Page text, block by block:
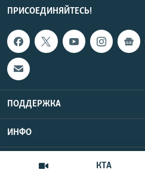
КТА
ПРИСОЕДИНЯЙТЕСЬ!
ПОДДЕРЖКА
ИНФО
Copyright
UTC+3